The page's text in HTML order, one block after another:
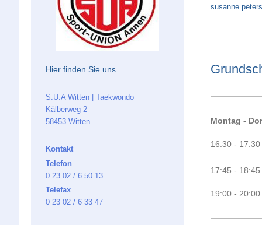
Montag -
16:30 -
17:45 -
19:00 - 20:00
Hier finden Sie uns
S.U.A Witten | Taekwondo
Kälberweg 2
58453 Witten
Kontakt
Telefon
0 23 02 / 6 50 13
Telefax
0 23 02 / 6 33 47